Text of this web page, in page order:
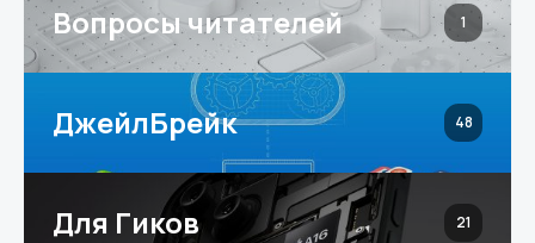
Вопросы читателей 1
ДжейлБрейк 48
Для Гиков 21